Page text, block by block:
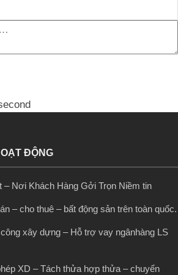
ĐỘNG
Nơi Khách Hàng Gởi Trọn Niềm tin
– cho thuê – bất động sản trên toàn quốc.
xây dựng – Hỗ trợ vay ngânhàng LS
XD – Tách thửa hợp thửa – chuyển